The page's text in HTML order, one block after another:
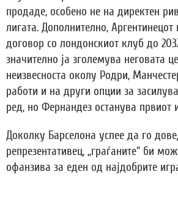
продаде, особено не на директен
лигата. Дополнително,
договор со лондонскиот клуб до
значително ја зголемува неговата
неизвесноста околу Родри,
работи и на други опции за
ред, но Фернандез останува првиот
Доколку Барселона успее да го
репрезентативец, „граѓаните“ би
офанзива за еден од најдобрите